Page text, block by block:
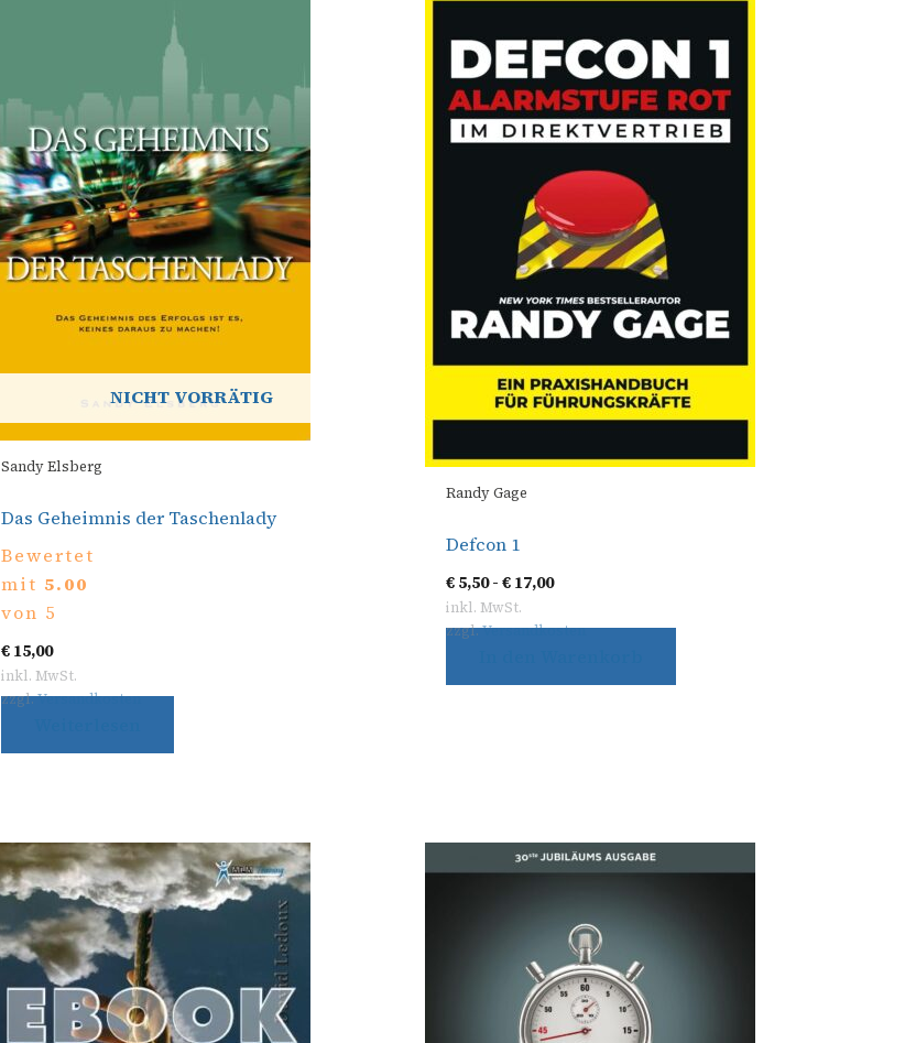
NICHT VORRÄTIG
Sandy Elsberg
Das Geheimnis der Taschenlady
Bewertet
mit 5.00
von 5
€ 15,00
inkl. MwSt.
zzgl.Versandkosten
Randy Gage
Defcon 1
€ 5,50-€ 17,00
inkl. MwSt.
zzgl.Versandkosten